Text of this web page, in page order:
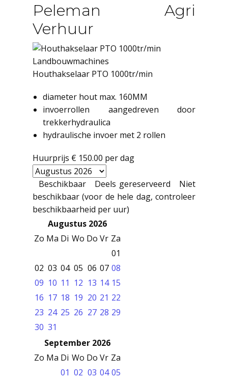
Peleman Agri
Verhuur
Landbouwmachines
Houthakselaar PTO 1000tr/min
diameter hout max. 160MM
invoerrollen aangedreven door
trekkerhydraulica
hydraulische invoer met 2 rollen
Huurprijs € 150.00 per dag
Beschikbaar Deels gereserveerd
Niet
beschikbaar (voor de hele dag, controleer
beschikbaarheid per uur)
Augustus 2026
Zo Ma Di Wo Do Vr Za
01
02 03 04 05 06 07 08
09 10 11 12 13 14 15
16 17 18 19 20 21 22
23 24 25 26 27 28 29
30 31
September 2026
Zo Ma Di Wo Do Vr Za
01 02 03 04 05